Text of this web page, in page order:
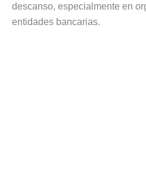
descanso, especialmente en
entidades bancarias.